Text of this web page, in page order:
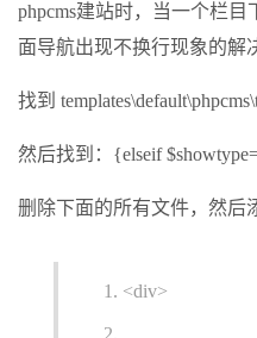
phpcms建站时，当一个栏
面导航出现不换行现象的解
找到
然后找到：{elseif
删除下面的所有文件，然后
<div>